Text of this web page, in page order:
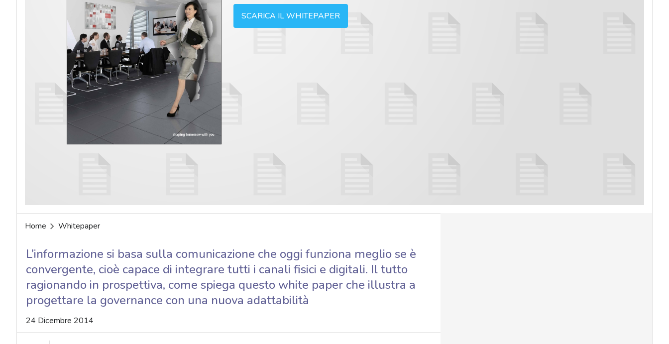
SCARICA IL WHITEPAPER
Home Whitepaper
L’informazione si basa sulla comunicazione che oggi funziona meglio se è
convergente, cioè capace di integrare tutti i canali fisici e digitali. Il tutto
ragionando in prospettiva, come spiega questo white paper che illustra a
progettare la governance con una nuova adattabilità
24 Dicembre 2014